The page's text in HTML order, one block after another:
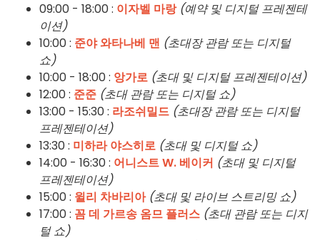
09:00 - 18:00 : 이자벨 마랑 (예약 및 디지털 프레젠테
이션)
10:00 : 준야 와타나베 맨 (초대장 관람 또는 디지털
쇼)
10:00 - 18:00 : 앙가로 (초대 및 디지털 프레젠테이션)
12:00 : 준준 (초대 관람 또는 디지털 쇼)
13:00 - 15:30 : 라조쉬밀드 (초대장 관람 또는 디지털
프레젠테이션)
13:30 : 미하라 야스히로 (초대 및 디지털 쇼)
14:00 - 16:30 : 어니스트 W. 베이커 (초대 및 디지털
프레젠테이션)
15:00 : 윌리 차바리아 (초대 및 라이브 스트리밍 쇼)
17:00 : 꼼 데 가르송 옴므 플러스 (초대 관람 또는 디지
털 쇼)